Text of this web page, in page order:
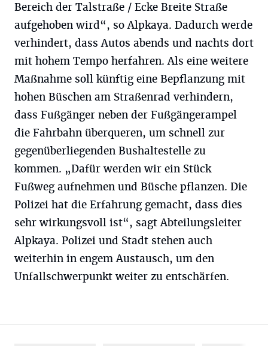
Bereich der Talstraße / Ecke Breite Straße
aufgehoben wird“, so Alpkaya. Dadurch werde
verhindert, dass Autos abends und nachts dort
mit hohem Tempo herfahren. Als eine weitere
Maßnahme soll künftig eine Bepflanzung mit
hohen Büschen am Straßenrad verhindern,
dass Fußgänger neben der Fußgängerampel
die Fahrbahn überqueren, um schnell zur
gegenüberliegenden Bushaltestelle zu
kommen. „Dafür werden wir ein Stück
Fußweg aufnehmen und Büsche pflanzen. Die
Polizei hat die Erfahrung gemacht, dass dies
sehr wirkungsvoll ist“, sagt Abteilungsleiter
Alpkaya. Polizei und Stadt stehen auch
weiterhin in engem Austausch, um den
Unfallschwerpunkt weiter zu entschärfen.